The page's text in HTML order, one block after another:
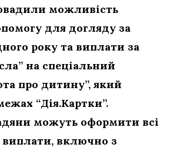
можливість
для догляду за
року та виплати за
на спеціальний
про дитину”, який
“Дія.Картки”.
можуть оформити всі
виплати, включно з